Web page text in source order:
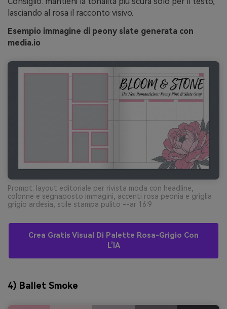
lasciando al rosa il racconto visivo.
Esempio immagine di peony slate generata con
media.io
Prompt: layout editoriale per rivista moda con headline,
colonne e segnaposto immagini, accenti rosa peonia e griglia
grigio ardesia, stile stampa pulito --ar 16:9
Crea Gratis Visual Di Palette Rosa-Grigio Con
L’IA
4) Ballet Smoke